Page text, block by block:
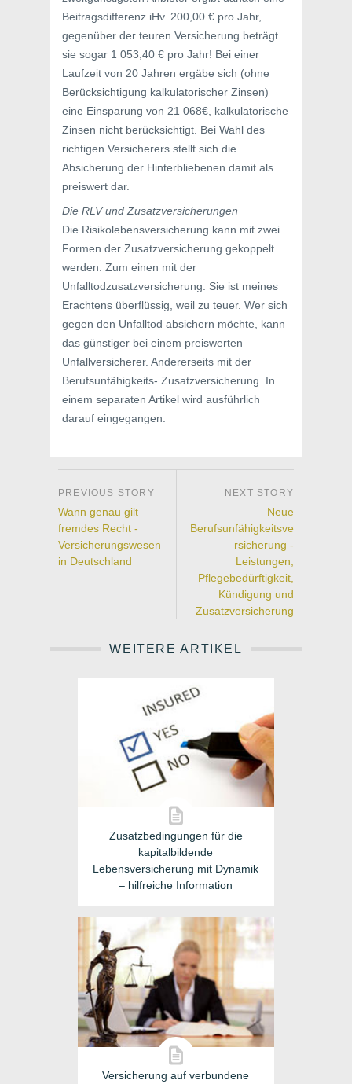
Beitragsdifferenz iHv. 200,00 € pro Jahr,
gegenüber der teuren Versicherung beträgt
sie sogar 1 053,40 € pro Jahr! Bei einer
Laufzeit von 20 Jahren ergäbe sich (ohne
Berücksichtigung kalkulatorischer Zinsen)
eine Einsparung von 21 068€, kalkulatorische
Zinsen nicht berücksichtigt. Bei Wahl des
richtigen Versicherers stellt sich die
Absicherung der Hinterbliebenen damit als
preiswert dar.
Die RLV und Zusatzversicherungen
Die Risikolebensversicherung kann mit zwei
Formen der Zusatzversicherung gekoppelt
werden. Zum einen mit der
Unfalltodzusatzversicherung. Sie ist meines
Erachtens überflüssig, weil zu teuer. Wer sich
gegen den Unfalltod absichern möchte, kann
das günstiger bei einem preiswerten
Unfallversicherer. Andererseits mit der
Berufsunfähigkeits- Zusatzversicherung. In
einem separaten Artikel wird ausführlich
darauf eingegangen.
Wann genau gilt
fremdes Recht -
Versicherungswesen
in Deutschland
Neue
Berufsunfähigkeitsve
rsicherung -
Leistungen,
Pflegebedürftigkeit,
Kündigung und
Zusatzversicherung
WEITERE ARTIKEL
Zusatzbedingungen für die
kapitalbildende
Lebensversicherung mit Dynamik
– hilfreiche Information
Versicherung auf verbundene